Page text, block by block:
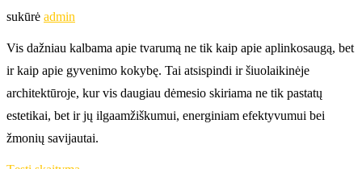
sukūrė admin
Vis dažniau kalbama apie tvarumą ne tik kaip apie aplinkosaugą, bet
ir kaip apie gyvenimo kokybę. Tai atsispindi ir šiuolaikinėje
architektūroje, kur vis daugiau dėmesio skiriama ne tik pastatų
estetikai, bet ir jų ilgaamžiškumui, energiniam efektyvumui bei
žmonių savijautai.